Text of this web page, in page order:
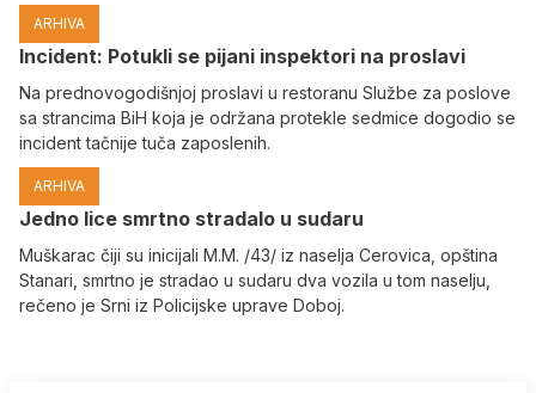
ARHIVA
Incident: Potukli se pijani inspektori na proslavi
Na prednovogodišnjoj proslavi u restoranu Službe za poslove
sa strancima BiH koja je održana protekle sedmice dogodio se
incident tačnije tuča zaposlenih.
ARHIVA
Јedno lice smrtno stradalo u sudaru
Muškarac čiji su inicijali M.M. /43/ iz naselja Cerovica, opština
Stanari, smrtno je stradao u sudaru dva vozila u tom naselju,
rečeno je Srni iz Policijske uprave Doboj.